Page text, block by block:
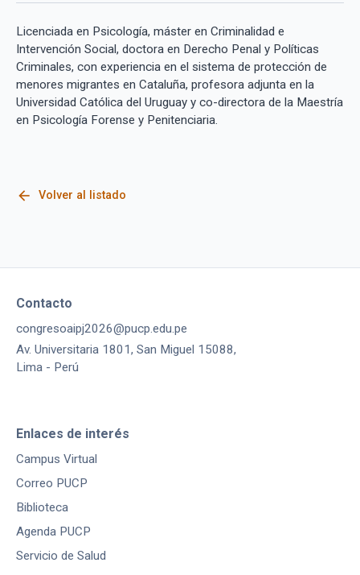
Licenciada en Psicología, máster en Criminalidad e
Intervención Social, doctora en Derecho Penal y Políticas
Criminales, con experiencia en el sistema de protección de
menores migrantes en Cataluña, profesora adjunta en la
Universidad Católica del Uruguay y co-directora de la Maestría
en Psicología Forense y Penitenciaria.
arrow_back Volver al listado
Contacto
congresoaipj2026@pucp.edu.pe
Av. Universitaria 1801, San Miguel 15088,
Lima - Perú
Enlaces de interés
Campus Virtual
Correo PUCP
Biblioteca
Agenda PUCP
Servicio de Salud